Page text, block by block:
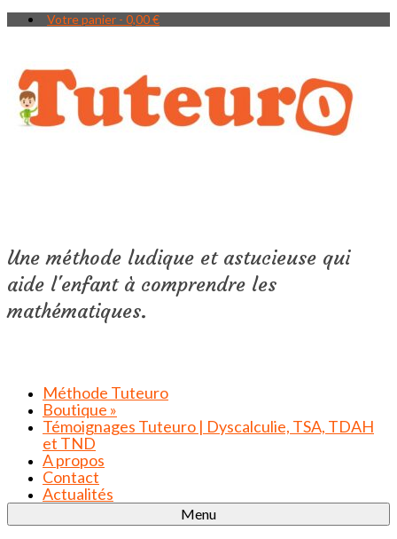
Votre panier - 0,00€
Une méthode ludique et astucieuse qui
aide l'enfant à comprendre les
mathématiques.
Méthode Tuteuro
Boutique »
Témoignages Tuteuro | Dyscalculie, TSA, TDAH
et TND
A propos
Contact
Actualités
Menu